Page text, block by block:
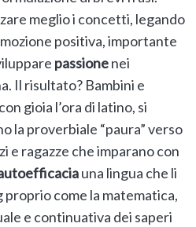
meglio i concetti, legando
positiva, importante
passionenei
Il risultato? Bambini e
gioia l’ora di latino, si
la proverbiale “paura” verso
e ragazze che imparano con
una lingua che li
proprio come la matematica,
e continuativa dei saperi